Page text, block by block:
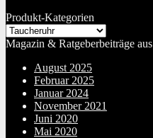
Produkt-Kategorien
Magazin & Ratgeberbeiträge aus
August 2025
Februar 2025
Januar 2024
November 2021
Juni 2020
Mai 2020